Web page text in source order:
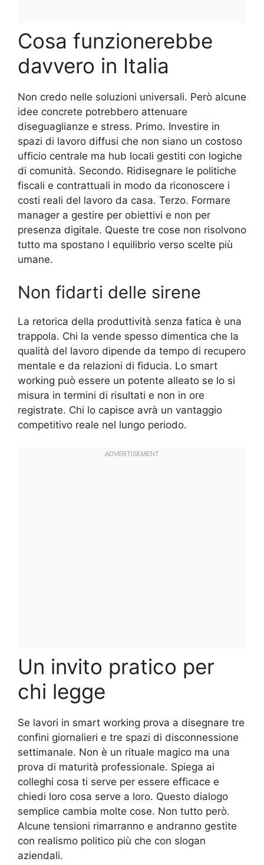
Cosa funzionerebbe
davvero in Italia
Non credo nelle soluzioni universali. Però alcune
idee concrete potrebbero attenuare
diseguaglianze e stress. Primo. Investire in
spazi di lavoro diffusi che non siano un costoso
ufficio centrale ma hub locali gestiti con logiche
di comunità. Secondo. Ridisegnare le politiche
fiscali e contrattuali in modo da riconoscere i
costi reali del lavoro da casa. Terzo. Formare
manager a gestire per obiettivi e non per
presenza digitale. Queste tre cose non risolvono
tutto ma spostano l equilibrio verso scelte più
umane.
Non fidarti delle sirene
La retorica della produttività senza fatica è una
trappola. Chi la vende spesso dimentica che la
qualità del lavoro dipende da tempo di recupero
mentale e da relazioni di fiducia. Lo smart
working può essere un potente alleato se lo si
misura in termini di risultati e non in ore
registrate. Chi lo capisce avrà un vantaggio
competitivo reale nel lungo periodo.
Un invito pratico per
chi legge
Se lavori in smart working prova a disegnare tre
confini giornalieri e tre spazi di disconnessione
settimanale. Non è un rituale magico ma una
prova di maturità professionale. Spiega ai
colleghi cosa ti serve per essere efficace e
chiedi loro cosa serve a loro. Questo dialogo
semplice cambia molte cose. Non tutto però.
Alcune tensioni rimarranno e andranno gestite
con realismo politico più che con slogan
aziendali.